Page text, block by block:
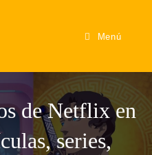
Menú
de Netflix en
series,